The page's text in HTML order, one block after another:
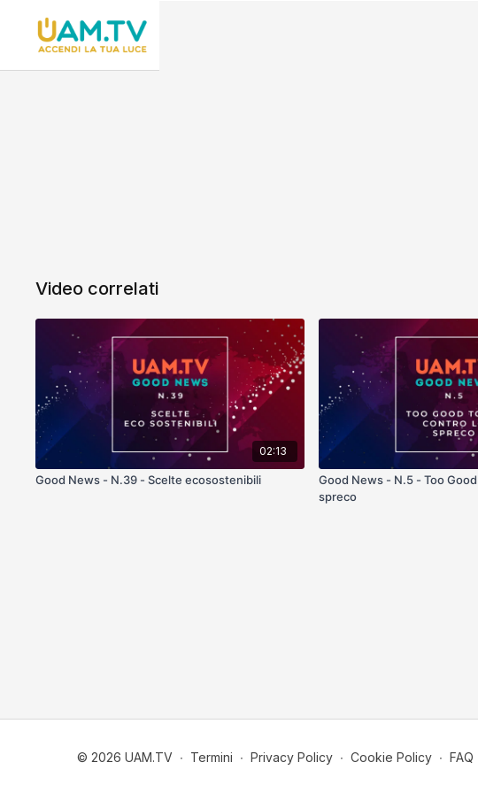
Video correlati
02:13
Good News - N.39 - Scelte ecosostenibili
Good News - N.5 - Too
spreco
© 2026 UAM.TV ∙ Termini ∙ Privacy Policy ∙ Cookie Policy ∙ FAQ